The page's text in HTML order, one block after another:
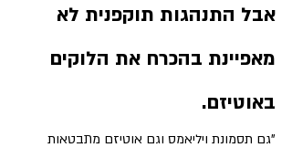
אבל התנהגות תוקפנית לא
מאפיינת בהכרח את הלוקים
באוטיזם.
"גם תסמונת ויליאמס וגם אוטיזם מתבטאות